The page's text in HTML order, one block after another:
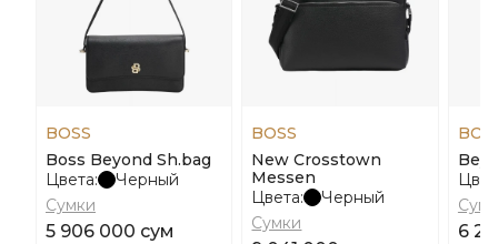
BOSS
Boss Beyond Sh.bag
Цвета:
Черный
Сумки
5 906 000 сум
BOSS
New Crosstown
Messen
Цвета:
Черный
Сумки
6